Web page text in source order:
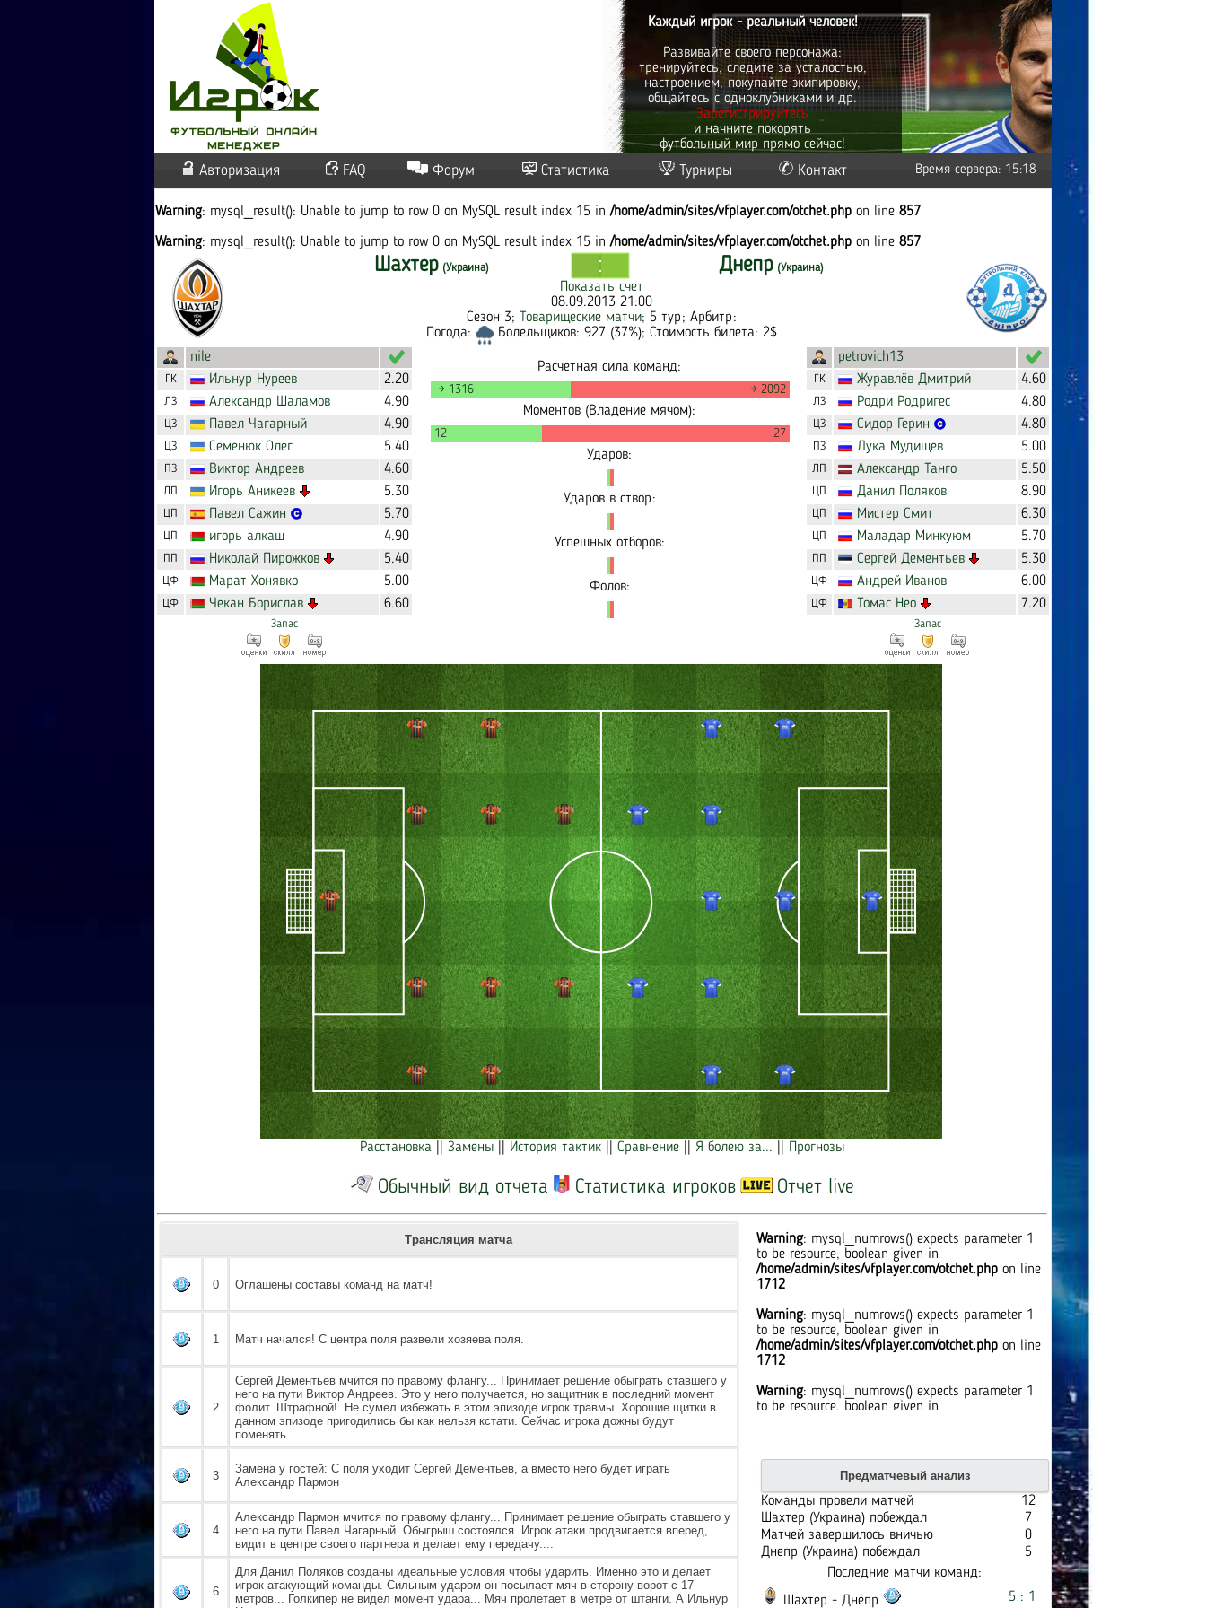
Каждый игрок - реальный человек!
Развивайте своего персонажа:
тренируйтесь, следите за усталостью,
настроением, покупайте экипировку,
общайтесь с одноклубниками и др.
Зарегистрируйтесь
и начните покорять
футбольный мир прямо сейчас!
Авторизация FAQ Форум Статистика Турниры Контакт Время сервера: 15:18
Warning: mysql_result(): Unable to jump to row 0 on MySQL result index 15 in/home/admin/sites/vfplayer.com/otchet.php on line 857
Warning: mysql_result(): Unable to jump to row 0 on MySQL result index 15 in/home/admin/sites/vfplayer.com/otchet.php on line 857
Шахтер (Украина) Днепр (Украина)
Показать счет
08.09.2013 21:00
Сезон 3;
Товарищеские матчи; 5 тур; Арбитр:
Погода:
Болельщиков: 927 (37%); Стоимость билета: 2$
nile
ГК Ильнур Нуреев 2.20
ЛЗ Александр Шаламов 4.90
ЦЗ Павел Чагарный 4.90
ЦЗ Семенюк Олег 5.40
ПЗ Виктор Андреев 4.60
ЛП Игорь Аникеев 5.30
ЦП Павел Сажин 5.70
ЦП игорь алкаш 4.90
ПП Николай Пирожков 5.40
ЦФ Марат Хонявко 5.00
ЦФ Чекан Борислав 6.60
Запас
Расчетная сила команд:
→ 1316 → 2092
Моментов (Владение мячом):
12 27
Ударов:
Ударов в створ:
Успешных отборов:
Фолов:
petrovich13
ГК Журавлёв Дмитрий 4.60
ЛЗ Родри Родригес 4.80
ЦЗ Cидор Герин 4.80
ПЗ Лука Мудищев 5.00
ЛП Александр Танго 5.50
ЦП Данил Поляков 8.90
ЦП Мистер Смит 6.30
ЦП Маладар Минкуюм 5.70
ПП Сергей Дементьев 5.30
ЦФ Андрей Иванов 6.00
ЦФ Томас Нео 7.20
Запас
Расстановка Замены История тактик Сравнение Я болею за... Прогнозы
Обычный вид отчета Статистика игроков Отчет live
Трансляция матча
0 Оглашены составы команд на матч!
1 Матч начался! С центра поля развели хозяева поля.
2
Сергей Дементьев мчится по правому флангу... Принимает решение обыграть ставшего у
него на пути Виктор Андреев. Это у него получается, но защитник в последний момент
фолит. Штрафной!. Не сумел избежать в этом эпизоде игрок травмы. Хорошие щитки в
данном эпизоде пригодились бы как нельзя кстати. Сейчас игрока дожны будут
поменять.
3
Замена у гостей: С поля уходит Сергей Дементьев, а вместо него будет играть
Александр Пармон
4
Александр Пармон мчится по правому флангу... Принимает решение обыграть ставшего у
него на пути Павел Чагарный. Обыгрыш состоялся. Игрок атаки продвигается вперед,
видит в центре своего партнера и делает ему передачу....
6
Для Данил Поляков созданы идеальные условия чтобы ударить. Именно это и делает
игрок атакующий команды. Сильным ударом он посылает мяч в сторону ворот с 17
метров... Голкипер не видел момент удара... Мяч пролетает в метре от штанги. А Ильнур
Warning: mysql_numrows() expects parameter 1
to be resource, boolean given in
/home/admin/sites/vfplayer.com/otchet.php on line
1712
Warning: mysql_numrows() expects parameter 1
to be resource, boolean given in
/home/admin/sites/vfplayer.com/otchet.php on line
1712
Warning: mysql_numrows() expects parameter 1
to be resource, boolean given in
: mysql_numrows() expects parameter 1
to be resource, boolean given in
/home/admin/sites/vfplayer.com/otchet.php
on line
1712
Warning : mysql_numrows() expects parameter 1
to be resource, boolean given in
/home/admin/sites/vfplayer.com/otchet.php
1712
Предматчевый анализ
Команды провели матчей
12
Шахтер (Украина) побеждал
7
Матчей завершилось вничью
0
Днепр (Украина) побеждал
5
Последние матчи команд:
Шахтер - Днепр
5 : 1